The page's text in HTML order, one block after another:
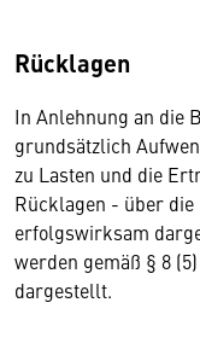
Rücklagen
In Anlehnung an die
grundsätzlich
zu Lasten und die
Rücklagen - über
erfolgswirksam
werden gemäß § 8
dargestellt.